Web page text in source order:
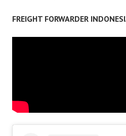
FREIGHT FORWARDER